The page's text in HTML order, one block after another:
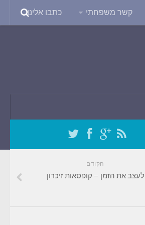
קשר משפחתי כתבו אלינו
הקודם
לעצב את הזמן – קופסאות זיכרון